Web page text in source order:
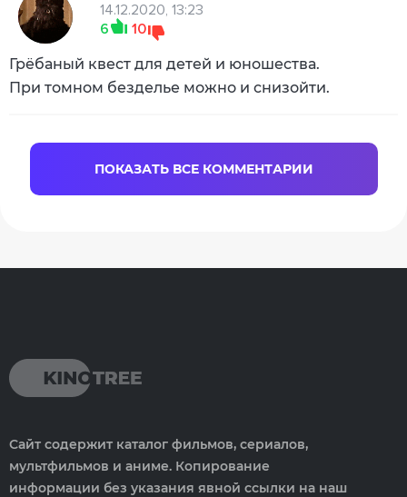
14.12.2020, 13:23
6
10
Грёбаный квест для детей и юношества.
При томном безделье можно и снизойти.
ПОКАЗАТЬ ВСЕ КОММЕНТАРИИ
Сайт содержит каталог фильмов, сериалов,
мультфильмов и аниме. Копирование
информации без указания явной ссылки на наш